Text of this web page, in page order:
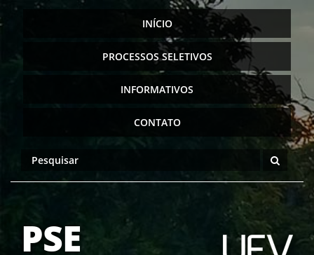
INÍCIO
PROCESSOS SELETIVOS
INFORMATIVOS
CONTATO
PSE